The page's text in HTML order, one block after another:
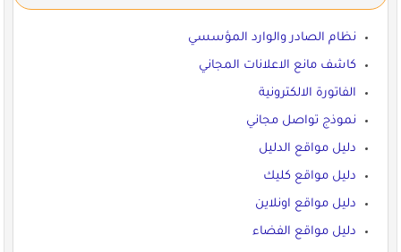
نظام الصادر والوارد المؤسسي
كاشف مانع الاعلانات المجاني
الفاتورة الالكترونية
نموذج تواصل مجاني
دليل مواقع الدليل
دليل مواقع كليك
دليل مواقع اونلاين
دليل مواقع الفضاء